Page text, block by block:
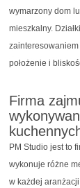
wymarzony dom
mieszkalny.
położenie i
Firma
PM Studio jest to
wykonuje różne
w każdej